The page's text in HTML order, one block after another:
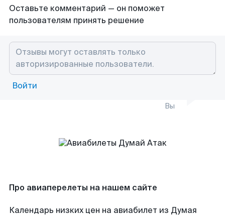
Оставьте комментарий — он поможет
пользователям принять решение
Войти
Вы
Про авиаперелеты на нашем сайте
Календарь низких цен на авиабилет из Думая